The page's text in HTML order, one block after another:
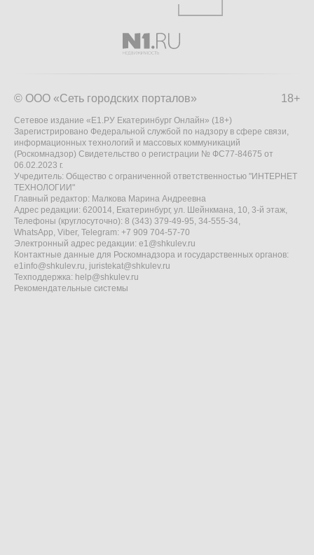
18+
© ООО «Сеть городских порталов»
Сетевое издание «Е1.РУ Екатеринбург Онлайн» (18+)
Зарегистрировано Федеральной службой по надзору в сфере связи,
информационных технологий и массовых коммуникаций
(Роскомнадзор) Свидетельство о регистрации № ФС77-84675 от
06.02.2023 г.
Учредитель: Общество с ограниченной ответственностью "ИНТЕРНЕТ
ТЕХНОЛОГИИ"
Главный редактор: Малкова Марина Андреевна
Адрес редакции: 620014, Екатеринбург, ул. Шейнкмана, 10, 3-й этаж,
Телефоны (круглосуточно): 8 (343) 379-49-95, 34-555-34,
WhatsApp, Viber, Telegram: +7 909 704-57-70
Электронный адрес редакции: e1@shkulev.ru
Контактные данные для Роскомнадзора и государственных органов:
e1info@shkulev.ru, juristekat@shkulev.ru
Техподдержка: help@shkulev.ru
Рекомендательные системы